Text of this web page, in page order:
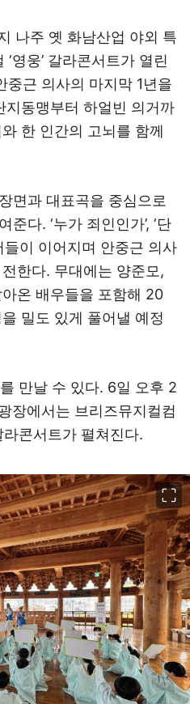
나주 옛 화남산업 야외 특
영웅’ 갈라콘서트가 열린
중근 의사의 마지막 1년을
동맹부터 하얼빈 의거까
한 인간의 고뇌를 함께
면과 대표곡을 중심으로
다. ‘누가 죄인인가’, ‘단
들이 이어지며 안중근 의사
한다. 무대에는 양준모,
온 배우들을 포함해 20
밀도 있게 풀어낼 예정
만날 수 있다. 6일 오후 2
장에서는 브리즈뮤지컬컴
라콘서트가 펼쳐진다.